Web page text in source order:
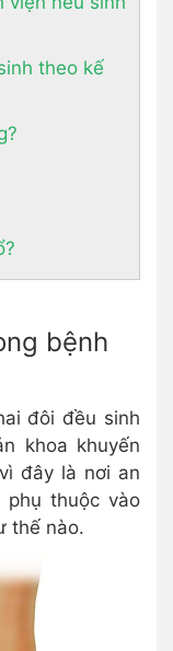
theo kế
bệnh
đôi đều sinh
khoa khuyến
đây là nơi an
phụ thuộc vào
thế nào.